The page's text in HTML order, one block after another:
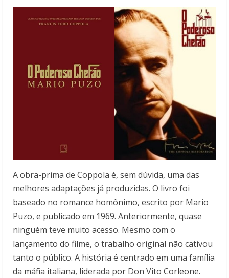
A obra-prima de Coppola é, sem dúvida, uma das
melhores adaptações já produzidas. O livro foi
baseado no romance homônimo, escrito por Mario
Puzo, e publicado em 1969. Anteriormente, quase
ninguém teve muito acesso. Mesmo com o
lançamento do filme, o trabalho original não cativou
tanto o público. A história é centrado em uma família
da máfia italiana, liderada por Don Vito Corleone.